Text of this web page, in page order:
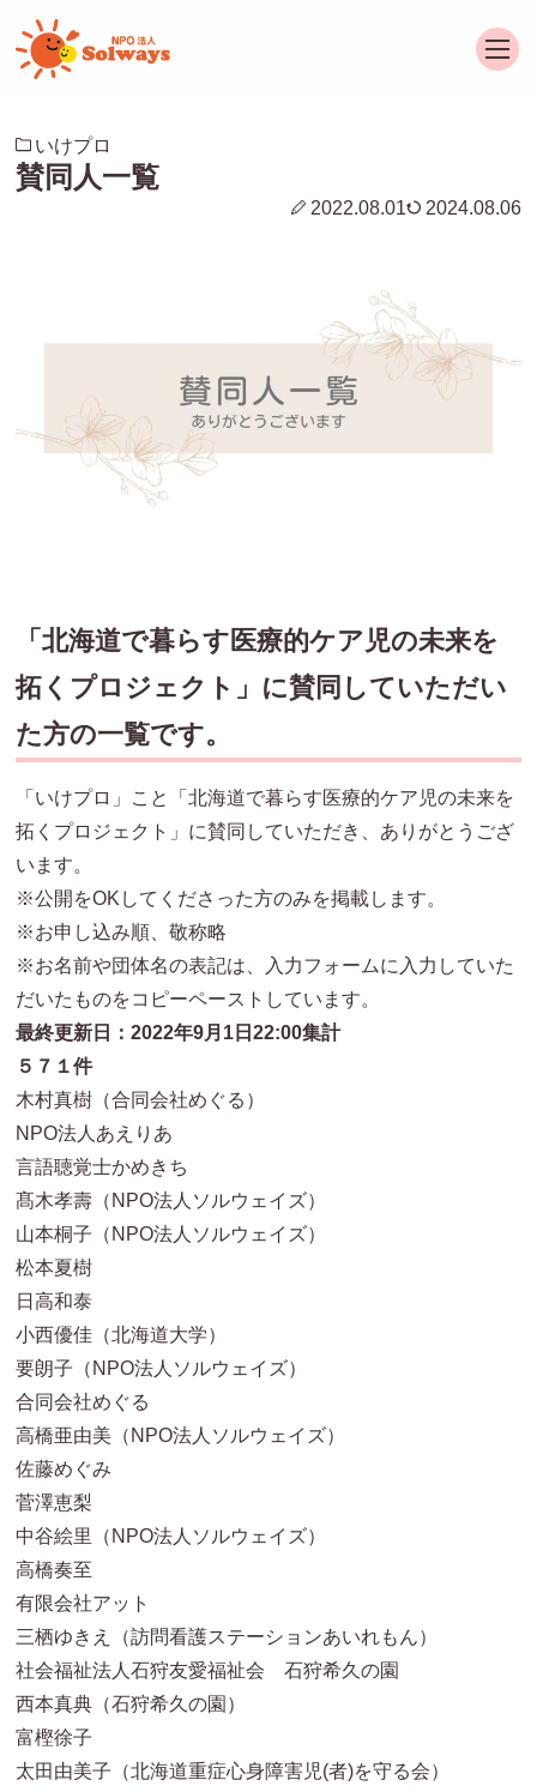
いけプロ
賛同人一覧
2022.08.01 2024.08.06
「北海道で暮らす医療的ケア児の未来を
拓くプロジェクト」に賛同していただい
た方の一覧です。
「いけプロ」こと「北海道で暮らす医療的ケア児の未来を
拓くプロジェクト」に賛同していただき、ありがとうござ
います。
※公開をOKしてくださった方のみを掲載します。
※お申し込み順、敬称略
※お名前や団体名の表記は、入力フォームに入力していた
だいたものをコピーペーストしています。
最終更新日：2022年9月1日22:00集計
５７１件
木村真樹（合同会社めぐる）
NPO法人あえりあ
言語聴覚士かめきち
髙木孝壽（NPO法人ソルウェイズ）
山本桐子（NPO法人ソルウェイズ）
松本夏樹
日高和泰
小西優佳（北海道大学）
要朗子（NPO法人ソルウェイズ）
合同会社めぐる
高橋亜由美（NPO法人ソルウェイズ）
佐藤めぐみ
菅澤恵梨
中谷絵里（NPO法人ソルウェイズ）
高橋奏至
有限会社アット
三栖ゆきえ（訪問看護ステーションあいれもん）
社会福祉法人石狩友愛福祉会 石狩希久の園
西本真典（石狩希久の園）
富樫徐子
太田由美子（北海道重症心身障害児(者)を守る会）